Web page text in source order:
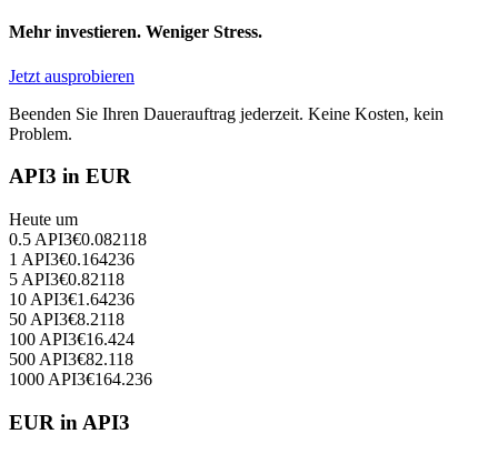
Mehr investieren. Weniger Stress.
Jetzt ausprobieren
Beenden Sie Ihren Dauerauftrag jederzeit. Keine Kosten, kein
Problem.
API3 in EUR
Heute um
0.5 API3€0.082118
1 API3€0.164236
5 API3€0.82118
10 API3€1.64236
50 API3€8.2118
100 API3€16.424
500 API3€82.118
1000 API3€164.236
EUR in API3